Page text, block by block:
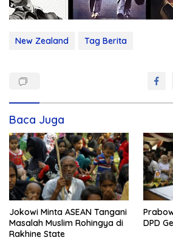
New Zealand Tag Berita
Baca Juga
Jokowi Minta ASEAN Tangani
Masalah Muslim Rohingya di
Rakhine State
DPD